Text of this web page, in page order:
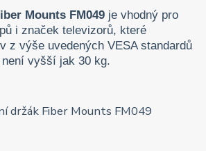
Mounts FM049 je vhodný pro
i značek televizorů, které
z výše uvedených VESA standardů
vyšší jak 30 kg.